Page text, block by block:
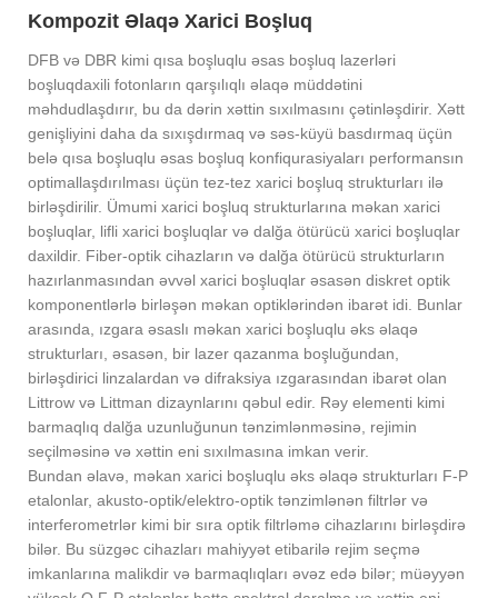
Kompozit Əlaqə Xarici Boşluq
DFB və DBR kimi qısa boşluqlu əsas boşluq lazerləri
boşluqdaxili fotonların qarşılıqlı əlaqə müddətini
məhdudlaşdırır, bu da dərin xəttin sıxılmasını çətinləşdirir. Xətt
genişliyini daha da sıxışdırmaq və səs-küyü basdırmaq üçün
belə qısa boşluqlu əsas boşluq konfiqurasiyaları performansın
optimallaşdırılması üçün tez-tez xarici boşluq strukturları ilə
birləşdirilir. Ümumi xarici boşluq strukturlarına məkan xarici
boşluqlar, lifli xarici boşluqlar və dalğa ötürücü xarici boşluqlar
daxildir. Fiber-optik cihazların və dalğa ötürücü strukturların
hazırlanmasından əvvəl xarici boşluqlar əsasən diskret optik
komponentlərlə birləşən məkan optiklərindən ibarət idi. Bunlar
arasında, ızgara əsaslı məkan xarici boşluqlu əks əlaqə
strukturları, əsasən, bir lazer qazanma boşluğundan,
birləşdirici linzalardan və difraksiya ızgarasından ibarət olan
Littrow və Littman dizaynlarını qəbul edir. Rəy elementi kimi
barmaqlıq dalğa uzunluğunun tənzimlənməsinə, rejimin
seçilməsinə və xəttin eni sıxılmasına imkan verir.
Bundan əlavə, məkan xarici boşluqlu əks əlaqə strukturları F-P
etalonlar, akusto-optik/elektro-optik tənzimlənən filtrlər və
interferometrlər kimi bir sıra optik filtrləmə cihazlarını birləşdirə
bilər. Bu süzgəc cihazları mahiyyət etibarilə rejim seçmə
imkanlarına malikdir və barmaqlıqları əvəz edə bilər; müəyyən